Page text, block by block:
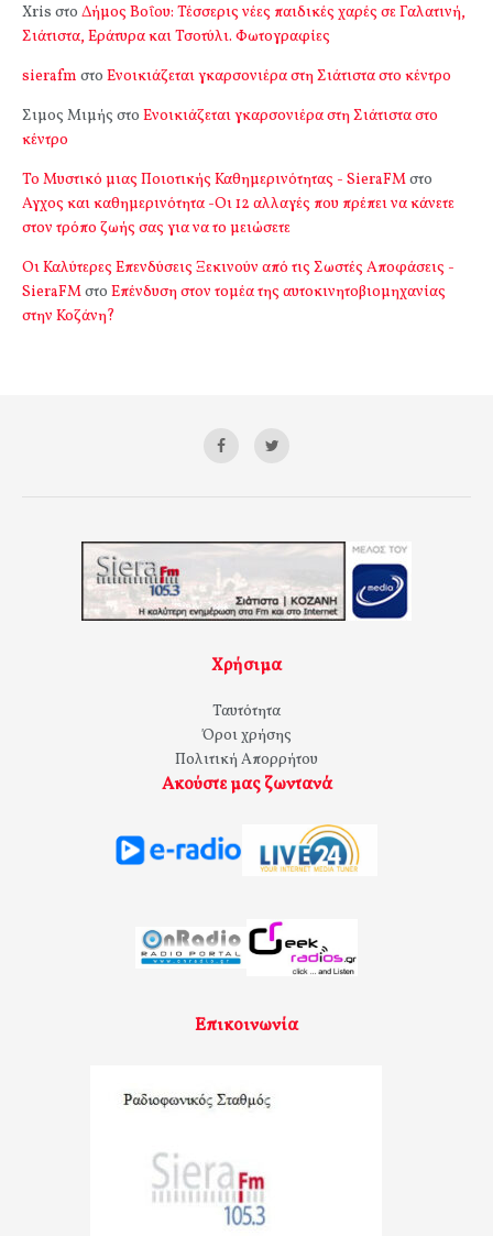
Xris στο Δήμος Βοΐου: Τέσσερις νέες παιδικές χαρές σε Γαλατινή,
Σιάτιστα, Εράτυρα και Τσοτύλι. Φωτογραφίες
sierafm στο Ενοικιάζεται γκαρσονιέρα στη Σιάτιστα στο κέντρο
Σιμος Μιμής στο Ενοικιάζεται γκαρσονιέρα στη Σιάτιστα στο
κέντρο
Το Μυστικό μιας Ποιοτικής Καθημερινότητας - SieraFMστο
Αγχος και καθημερινότητα -Οι 12 αλλαγές που πρέπει να κάνετε
στον τρόπο ζωής σας για να το μειώσετε
Οι Καλύτερες Επενδύσεις Ξεκινούν από τις Σωστές Αποφάσεις -
SieraFMστο Επένδυση στον τομέα της αυτοκινητοβιομηχανίας
στην Κοζάνη?
Χρήσιμα
Ταυτότητα
Όροι χρήσης
Πολιτική Απορρήτου
Ακούστε μας ζωντανά
Επικοινωνία